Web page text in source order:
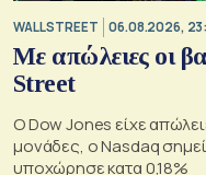
WALL STREET 06.08.2026,
Με απώλειες οι
Street
Ο Dow Jones είχε
μονάδες, ο Nasdaq
υποχώρησε κατα 0,18%